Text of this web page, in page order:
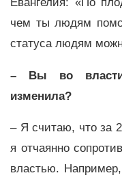
чем ты людям
статуса людям
– Вы во
изменила?
– Я считаю, что за
я отчаянно
властью.